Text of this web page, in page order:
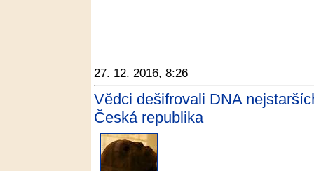
27. 12. 2016, 8:26
Vědci dešifrovali DNA
Česká republika